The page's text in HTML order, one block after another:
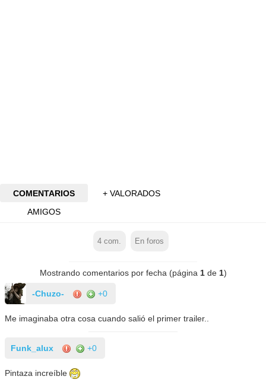
COMENTARIOS
+ VALORADOS
AMIGOS
4 com. En foros
Mostrando comentarios por fecha (página 1de 1)
-Chuzo- +0
Me imaginaba otra cosa cuando salió el primer trailer..
Funk_alux +0
Pintaza increíble